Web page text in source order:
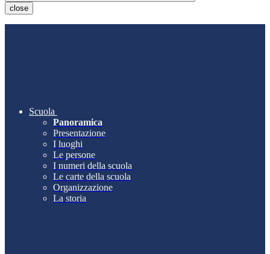
close
Scuola
Panoramica
Presentazione
I luoghi
Le persone
I numeri della scuola
Le carte della scuola
Organizzazione
La storia